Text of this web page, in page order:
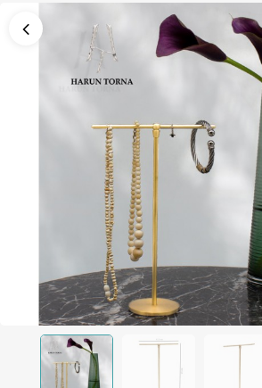
OFİS AKSESUARLARI
PUROLUK VE APARATLAR
ŞAMDAN / MUMLUK
TAKILIK
TEPSİ / KÜRE